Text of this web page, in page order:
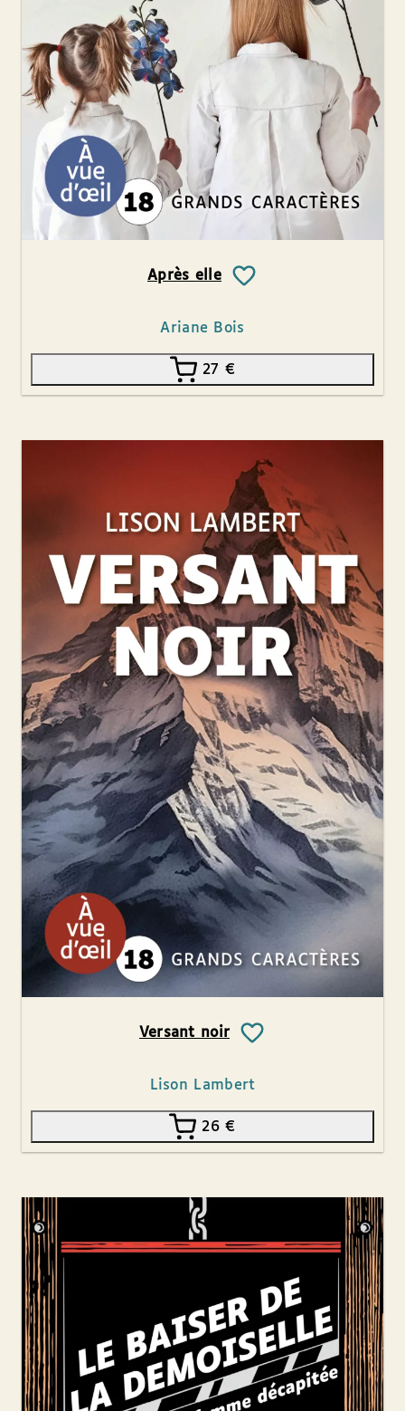
Après elle
Ariane Bois
27 €
Versant noir
Lison Lambert
26€